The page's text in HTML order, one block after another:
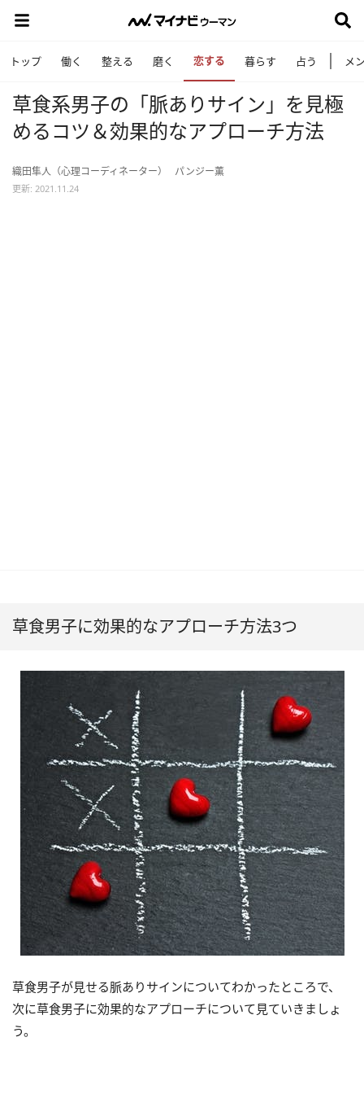
トップ 働く 整える 磨く 恋する 暮らす 占う メ
草食系男子の「脈ありサイン」を見極
めるコツ＆効果的なアプローチ方法
織田隼人（心理コーディネーター） パンジー薫
更新: 2021.11.24
草食男子に効果的なアプローチ方法3つ
草食男子が見せる脈ありサインについてわかったところで、
次に草食男子に効果的なアプローチについて見ていきましょ
う。